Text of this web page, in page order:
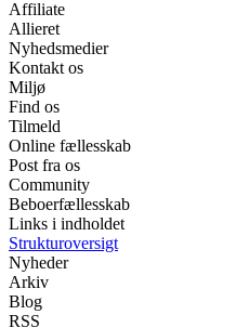
Affiliate
Allieret
Nyhedsmedier
Kontakt os
Miljø
Find os
Tilmeld
Online fællesskab
Post fra os
Community
Beboerfællesskab
Links i indholdet
Strukturoversigt
Nyheder
Arkiv
Blog
RSS